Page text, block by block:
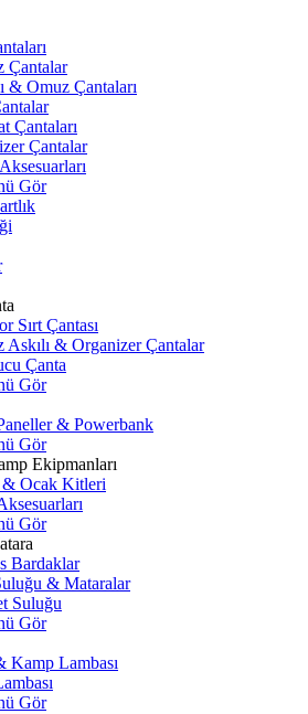
Çantalar
& Omuz Çantaları
Çantaları
Çantalar
Gör
Sırt Çantası
Askılı & Organizer Çantalar
Çanta
Gör
& Powerbank
Gör
Ekipmanları
Ocak Kitleri
Gör
Bardaklar
& Mataralar
Suluğu
Gör
Kamp Lambası
Gör